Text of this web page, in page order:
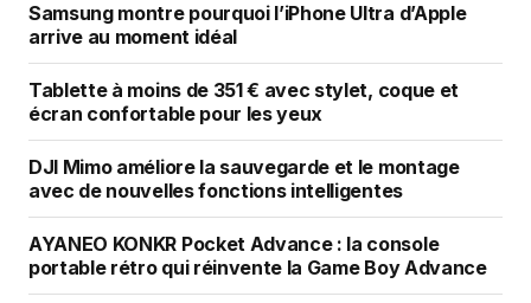
Samsung montre pourquoi l’iPhone Ultra d’Apple
arrive au moment idéal
Tablette à moins de 351 € avec stylet, coque et
écran confortable pour les yeux
DJI Mimo améliore la sauvegarde et le montage
avec de nouvelles fonctions intelligentes
AYANEO KONKR Pocket Advance : la console
portable rétro qui réinvente la Game Boy Advance